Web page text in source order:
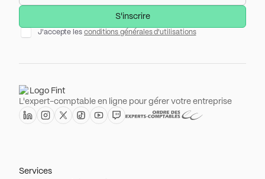
J'accepte les conditions générales d'utilisations
L'expert-comptable en ligne pour gérer votre entreprise
Services